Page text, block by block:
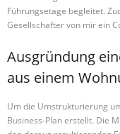
Führungsetage begleitet.
Gesellschafter von mir ein
Ausgründung
aus einem
Um die Umstrukturierung
Business-Plan erstellt. Die